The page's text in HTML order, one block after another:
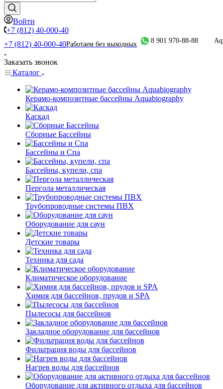
Войти
+7 (812) 40-000-40
+7 (812) 40-000-40Работаем без выходных 8 901 970-88-88
Заказать звонок
Каталог
Керамо-композитные бассейны Aquabiography
Каскад
Сборные Бассейны
Бассейны и Спа
Бассейны, купели, спа
Пергола металлическая
Трубопроводные системы ПВХ
Оборудование для саун
Детские товары
Техника для сада
Климатическое оборудование
Химия для бассейнов, прудов и SPA
Пылесосы для бассейнов
Закладное оборудование для бассейнов
Фильтрация воды для бассейнов
Нагрев воды для бассейнов
Оборудование для активного отдыха для бассейнов